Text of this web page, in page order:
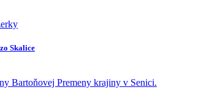
Skalice